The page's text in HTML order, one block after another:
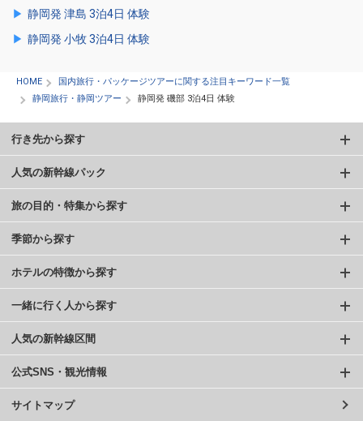
静岡発 津島 3泊4日 体験
静岡発 小牧 3泊4日 体験
HOME
国内旅行・パッケージツアーに関する注目キーワード一覧
静岡旅行・静岡ツアー
静岡発 磯部 3泊4日 体験
行き先から探す
人気の新幹線パック
旅の目的・特集から探す
季節から探す
ホテルの特徴から探す
一緒に行く人から探す
人気の新幹線区間
公式SNS・観光情報
サイトマップ